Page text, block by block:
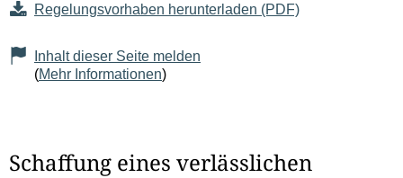
Regelungsvorhaben herunterladen (PDF)
Inhalt dieser Seite melden
(Mehr Informationen)
Schaffung eines verlässlichen